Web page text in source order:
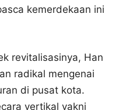
kemerdekaan ini
revitalisasinya, Han
radikal mengenai
di pusat kota.
vertikal yakni